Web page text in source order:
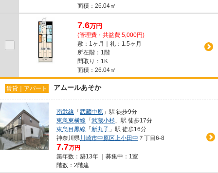
面積：26.04㎡
7.6万円
(管理費・共益費 5,000円)
敷：1ヶ月｜礼：1.5ヶ月
所在階：1階
間取り：1K
面積：26.04㎡
賃貸｜アパート アムールあそか
南武線 「武蔵中原 」駅 徒歩9分
東急東横線 「武蔵小杉 」駅 徒歩17分
東急目黒線 「新丸子 」駅 徒歩16分
神奈川県川崎市中原区上小田中 ７丁目6-8
7.7万円
築年数：築13年 ｜募集中： 1室
階数：2階建